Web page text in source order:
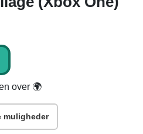
over 🌍
muligheder